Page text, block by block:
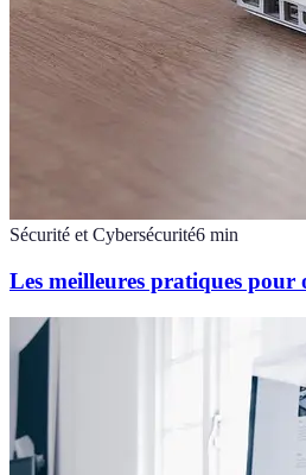
Sécurité et Cybersécurité6 min
Les meilleures pratiques